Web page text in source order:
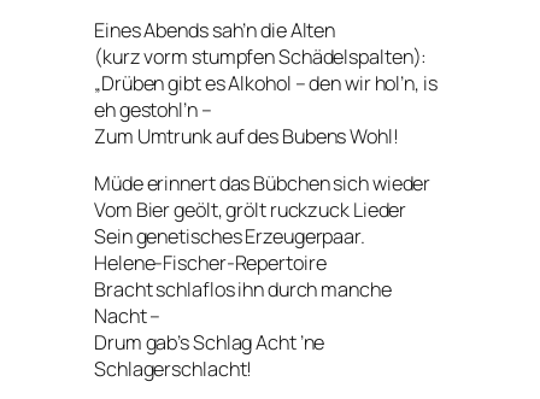
Eines Abends sah’n die Alten
(kurz vorm stumpfen Schädelspalten):
„Drüben gibt es Alkohol – den wir hol’n, is
eh gestohl’n –
Zum Umtrunk auf des Bubens Wohl!
Müde erinnert das Bübchen sich wieder
Vom Bier geölt, grölt ruckzuck Lieder
Sein genetisches Erzeugerpaar.
Helene-Fischer-Repertoire
Bracht schlaflos ihn durch manche
Nacht –
Drum gab’s Schlag Acht ’ne
Schlagerschlacht!